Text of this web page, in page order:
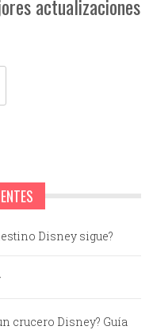
actualizaciones
Disney sigue?
crucero Disney? Guía